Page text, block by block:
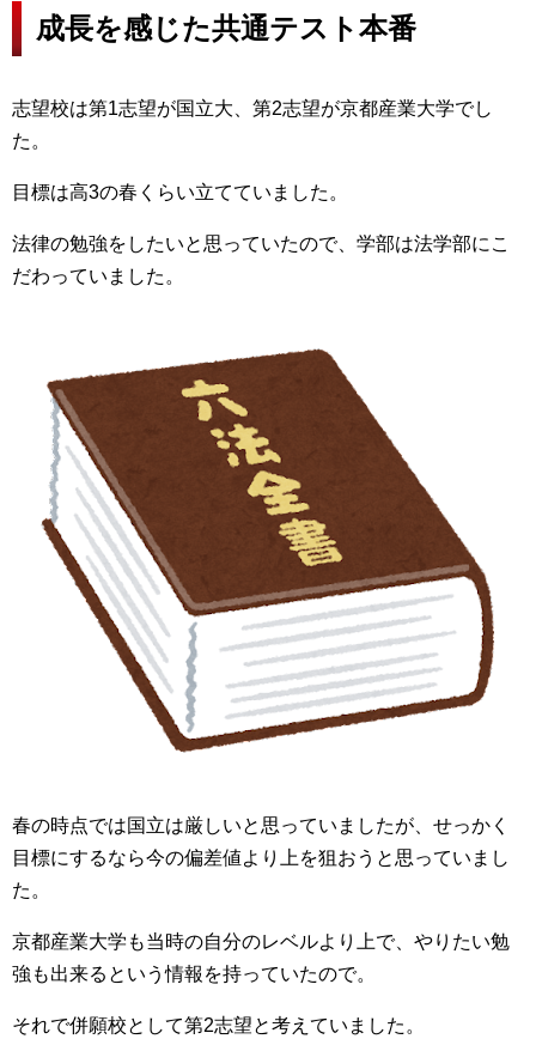
成長を感じた共通テスト本番
志望校は第1志望が国立大、第2志望が京都産業大学でし
た。
目標は高3の春くらい立てていました。
法律の勉強をしたいと思っていたので、学部は法学部にこ
だわっていました。
春の時点では国立は厳しいと思っていましたが、せっかく
目標にするなら今の偏差値より上を狙おうと思っていまし
た。
京都産業大学も当時の自分のレベルより上で、やりたい勉
強も出来るという情報を持っていたので。
それで併願校として第2志望と考えていました。